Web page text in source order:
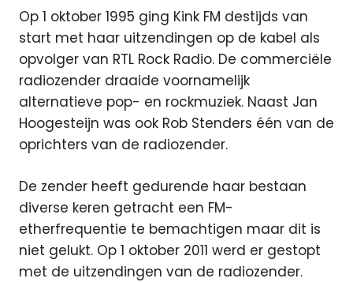
Op 1 oktober 1995 ging Kink FM destijds van
start met haar uitzendingen op de kabel als
opvolger van RTL Rock Radio. De commerciële
radiozender draaide voornamelijk
alternatieve pop- en rockmuziek. Naast Jan
Hoogesteijn was ook Rob Stenders één van de
oprichters van de radiozender.
De zender heeft gedurende haar bestaan
diverse keren getracht een FM-
etherfrequentie te bemachtigen maar dit is
niet gelukt. Op 1 oktober 2011 werd er gestopt
met de uitzendingen van de radiozender.